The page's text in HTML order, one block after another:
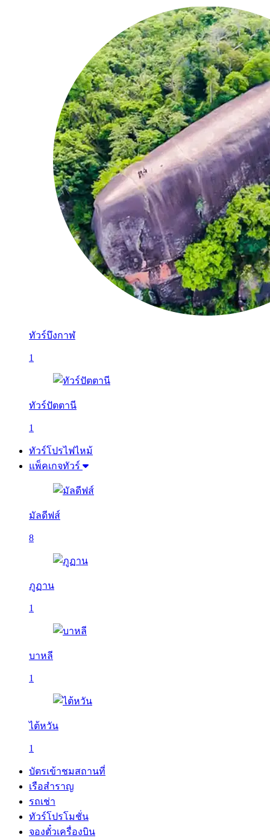
ทัวร์บึงกาฬ
1
ทัวร์ปัตตานี
1
ทัวร์โปรไฟไหม้
แพ็คเกจทัวร์
มัลดีฟส์
8
ภูฏาน
1
บาหลี
1
ไต้หวัน
1
บัตรเข้าชมสถานที่
เรือสำราญ
รถเช่า
ทัวร์โปรโมชั่น
จองตั๋วเครื่องบิน